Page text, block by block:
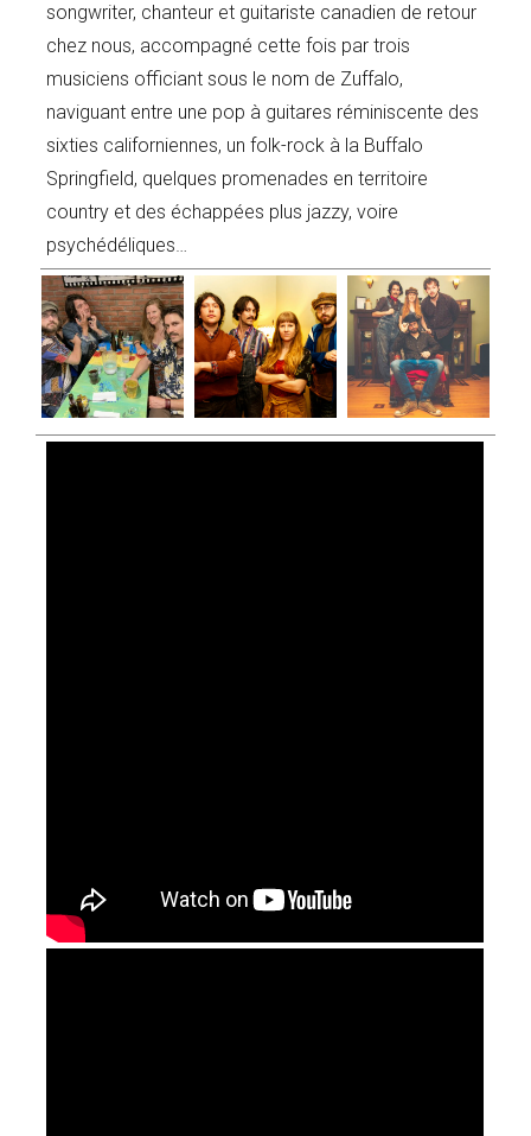
songwriter, chanteur et guitariste canadien de retour
chez nous, accompagné cette fois par trois
musiciens officiant sous le nom de Zuffalo,
naviguant entre une pop à guitares réminiscente des
sixties californiennes, un folk-rock à la Buffalo
Springfield, quelques promenades en territoire
country et des échappées plus jazzy, voire
psychédéliques…